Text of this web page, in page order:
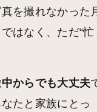
を撮れなかった
はなく、ただ“忙
からでも大丈夫
たと家族にとっ